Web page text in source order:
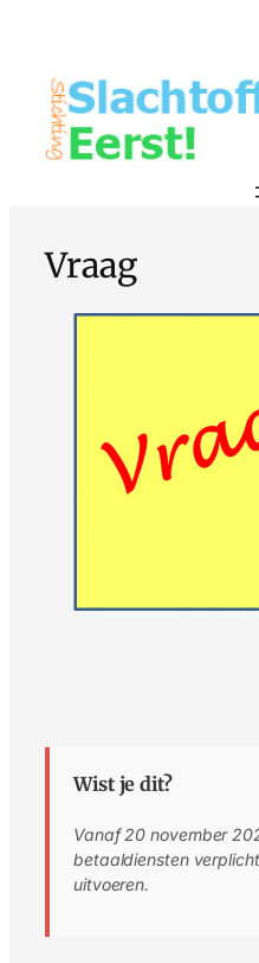
Vraag
Wist je dit?
Vanaf 20 november
betaaldiensten
uitvoeren.